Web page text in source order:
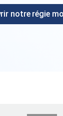
notre régie